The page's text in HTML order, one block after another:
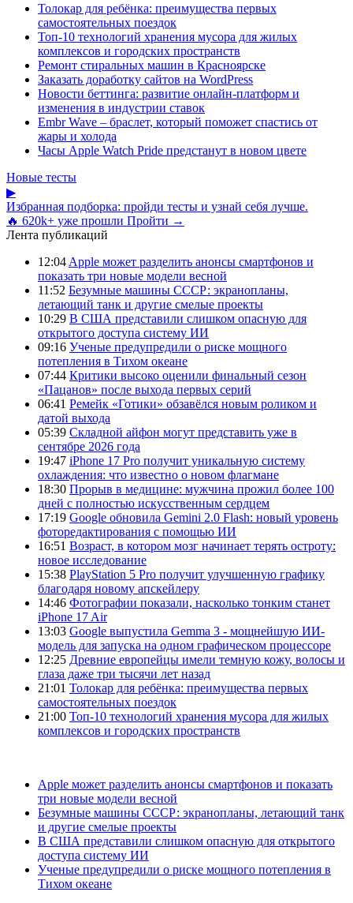
Толокар для ребёнка: преимущества первых
самостоятельных поездок
Топ-10 технологий хранения мусора для жилых
комплексов и городских пространств
Ремонт стиральных машин в Красноярске
Заказать доработку сайтов на WordPress
Новости беттинга: развитие онлайн-платформ и
изменения в индустрии ставок
Embr Wave – браслет, который поможет спастись от
жары и холода
Часы Apple Watch Pride предстанут в новом цвете
Новые тесты
▶
Избранная подборка: пройди тесты и узнай себя лучше.
🔥 620k+ уже прошли Пройти →
Лента публикаций
12:04 Apple может разделить анонсы смартфонов и
показать три новые модели весной
11:52 Безумные машины СССР: экранопланы,
летающий танк и другие смелые проекты
10:29 В США представили слишком опасную для
открытого доступа систему ИИ
09:16 Ученые предупредили о риске мощного
потепления в Тихом океане
07:44 Критики высоко оценили финальный сезон
«Пацанов» после выхода первых серий
06:41 Ремейк «Готики» обзавёлся новым роликом и
датой выхода
05:39 Складной айфон могут представить уже в
сентябре 2026 года
19:47 iPhone 17 Pro получит уникальную систему
охлаждения: что известно о новом флагмане
18:30 Прорыв в медицине: мужчина прожил более 100
дней с полностью искусственным сердцем
17:19 Google обновила Gemini 2.0 Flash: новый уровень
фоторедактирования с помощью ИИ
16:51 Возраст, в котором мозг начинает терять остроту:
новое исследование
15:38 PlayStation 5 Pro получит улучшенную графику
благодаря новому апскейлеру
14:46 Фотографии показали, насколько тонким станет
iPhone 17 Air
13:03 Google выпустила Gemma 3 - мощнейшую ИИ-
модель для запуска на одном графическом процессоре
12:25 Древние европейцы имели темную кожу, волосы и
глаза даже три тысячи лет назад
21:01 Толокар для ребёнка: преимущества первых
самостоятельных поездок
21:00 Топ-10 технологий хранения мусора для жилых
комплексов и городских пространств
Apple может разделить анонсы смартфонов и показать
три новые модели весной
Безумные машины СССР: экранопланы, летающий танк
и другие смелые проекты
В США представили слишком опасную для открытого
доступа систему ИИ
Ученые предупредили о риске мощного потепления в
Тихом океане